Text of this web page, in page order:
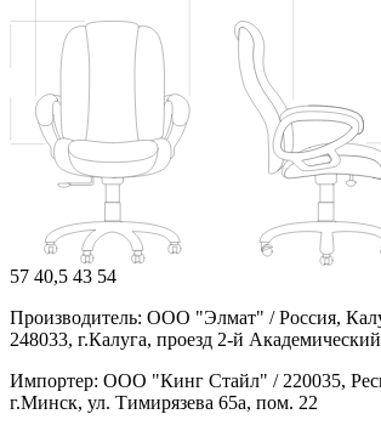
57 40,5 43 54
Производитель: ООО "Элмат" / Россия,
248033, г.Калуга, проезд 2-й
Импортер: ООО "Кинг Стайл" / 220035,
г.Минск, ул. Тимирязева 65а, пом. 22